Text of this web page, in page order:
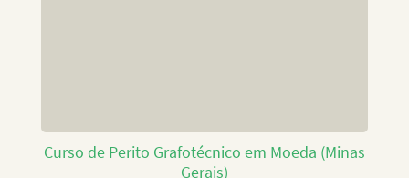
Curso de Perito Grafotécnico em Moeda (Minas
Gerais)